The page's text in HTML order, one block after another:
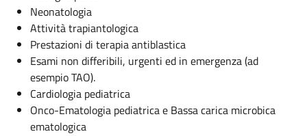
Neonatologia
Attività trapiantologica
Prestazioni di terapia antiblastica
Esami non differibili, urgenti ed in emergenza (ad
esempio TAO).
Cardiologia pediatrica
Onco-Ematologia pediatrica e Bassa carica microbica
ematologica